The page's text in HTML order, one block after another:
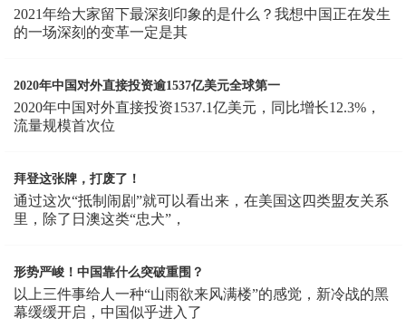
2021年给大家留下最深刻印象的是什么？我想中国正在发生
的一场深刻的变革一定是其
2020年中国对外直接投资逾1537亿美元全球第一
2020年中国对外直接投资1537.1亿美元，同比增长12.3%，
流量规模首次位
拜登这张牌，打废了！
通过这次“抵制闹剧”就可以看出来，在美国这四类盟友关系
里，除了日澳这类“忠犬”，
形势严峻！中国靠什么突破重围？
以上三件事给人一种“山雨欲来风满楼”的感觉，新冷战的黑
幕缓缓开启，中国似乎进入了